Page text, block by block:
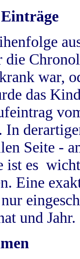
die
war,
das
Seite -
ist es
Eine
und Jahr.